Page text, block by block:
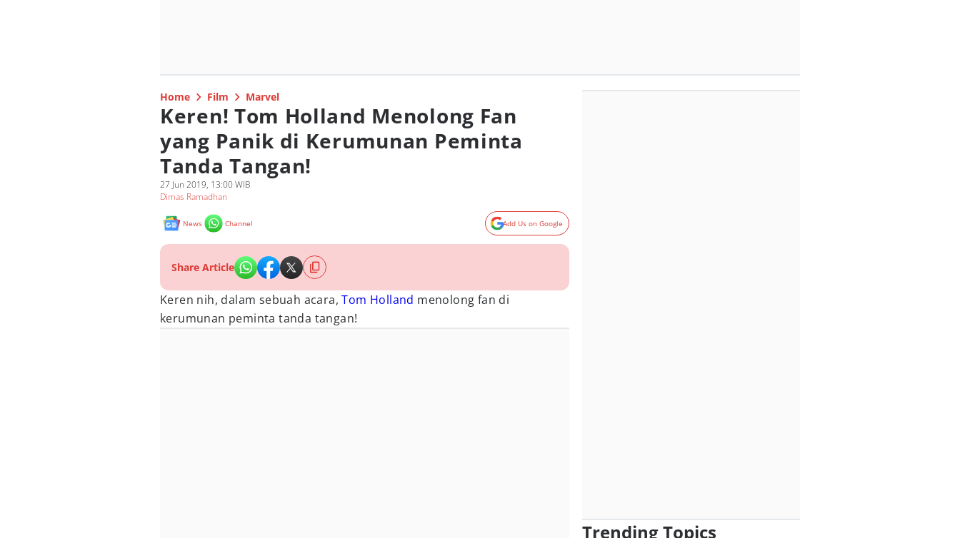
Home Film Marvel
Keren! Tom Holland Menolong Fan
yang Panik di Kerumunan Peminta
Tanda Tangan!
27 Jun 2019, 13:00 WIB
Dimas Ramadhan
News Channel Add Us on Google
Share Article
Keren nih, dalam sebuah acara,Tom Holland menolong fan di
kerumunan peminta tanda tangan!
Trending Topics